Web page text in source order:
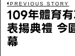
PREVIOUS STORY
109年體育
表揚典禮 今
幕